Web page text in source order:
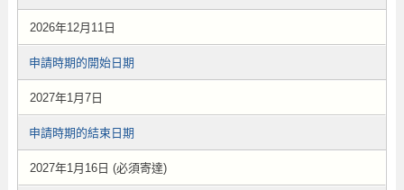
2026年12月11日
申請時期的開始日期
2027年1月7日
申請時期的結束日期
2027年1月16日 (必須寄達)